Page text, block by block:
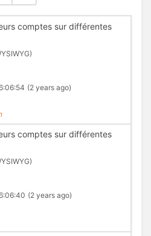
comptes sur différentes
(2 years ago)
comptes sur différentes
(2 years ago)